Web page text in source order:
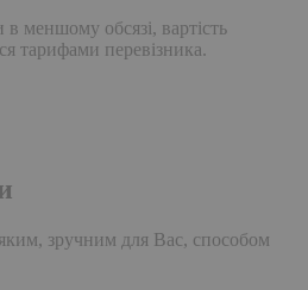
меншому обсязі, вартість
тарифами перевізника.
зручним для Вас, способом